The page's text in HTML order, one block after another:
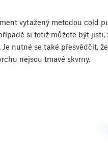
vytažený metodou cold
si totiž můžete být
nutné se také přesvědčit,
nejsou tmavé skvrny.